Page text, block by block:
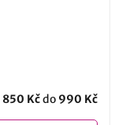
850 Kčdo 990 Kč